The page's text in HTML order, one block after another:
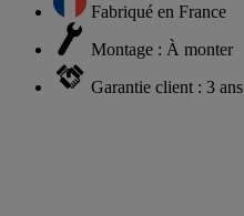
Fabriqué en France
Montage : À monter
Garantie client : 3 ans